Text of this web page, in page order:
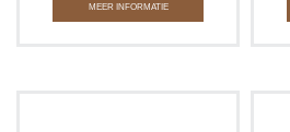
MEER INFORMATIE